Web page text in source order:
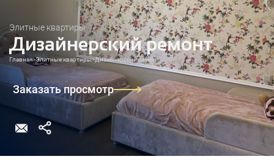
Элитные квартиры
Дизайнерский ремонт
Главная>Элитные квартиры>Дизайнерский ремонт
Заказать просмотр